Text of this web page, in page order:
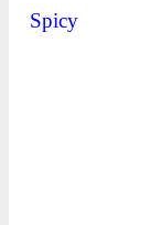
Spicy